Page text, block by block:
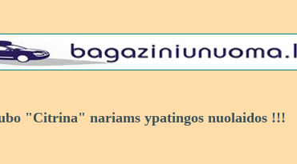
"Citrina" nariams ypatingos nuolaidos !!!